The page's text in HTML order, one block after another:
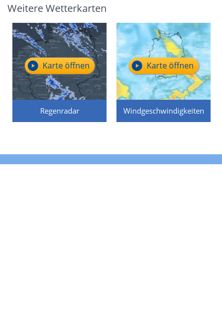
Weitere Wetterkarten
Regenradar
Karte öffnen
Windgeschwindigkeiten
Karte öffnen